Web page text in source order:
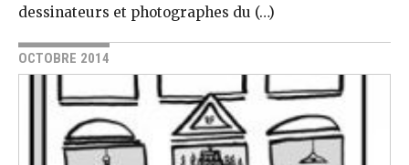
dessinateurs et photographes du (…)
OCTOBRE 2014